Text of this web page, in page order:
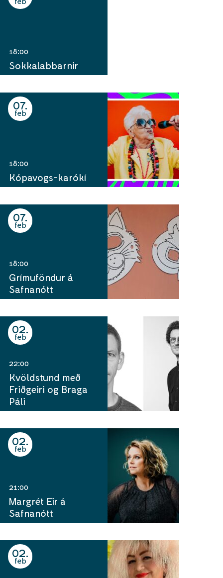
18:00
Sokkalabbarnir
07
feb
18:00
Kópavogs-karókí
07
feb
18:00
Grímuföndur á
Safnanótt
02
feb
22:00
Kvöldstund með
Friðgeiri og Braga
Páli
02
feb
21:00
Margrét Eir á
Safnanótt
02
feb